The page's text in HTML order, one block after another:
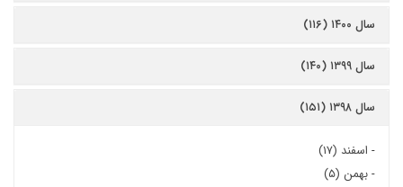
سال ۱۴۰۰ (۱۱۶)
سال ۱۳۹۹ (۱۴۰)
سال ۱۳۹۸ (۱۵۱)
- اسفند (۱۷)
-بهمن (۵)